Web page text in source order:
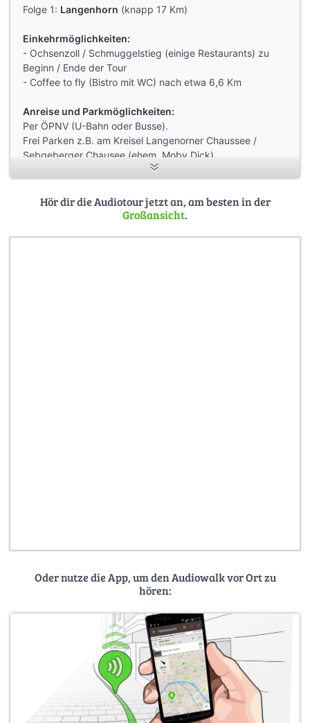
Folge 1: Langenhorn (knapp 17 Km)
Einkehrmöglichkeiten:
- Ochsenzoll / Schmuggelstieg (einige Restaurants) zu
Beginn / Ende der Tour
- Coffee to fly (Bistro mit WC) nach etwa 6,6 Km
Anreise und Parkmöglichkeiten:
Per ÖPNV (U-Bahn oder Busse).
Frei Parken z.B. am Kreisel Langenorner Chaussee /
Sebgeberger Chausee (ehem. Moby Dick)
Abbruch nach ca. 9 Km möglich (U1- Fuhlsbüttel-Nord)
Hör dir die Audiotour jetzt an, am besten in der
Großansicht.
Oder nutze die App, um den Audiowalk vor Ort zu
hören: